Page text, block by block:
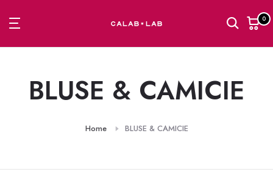
al
0
BLUSE & CAMICIE
Home BLUSE & CAMICIE